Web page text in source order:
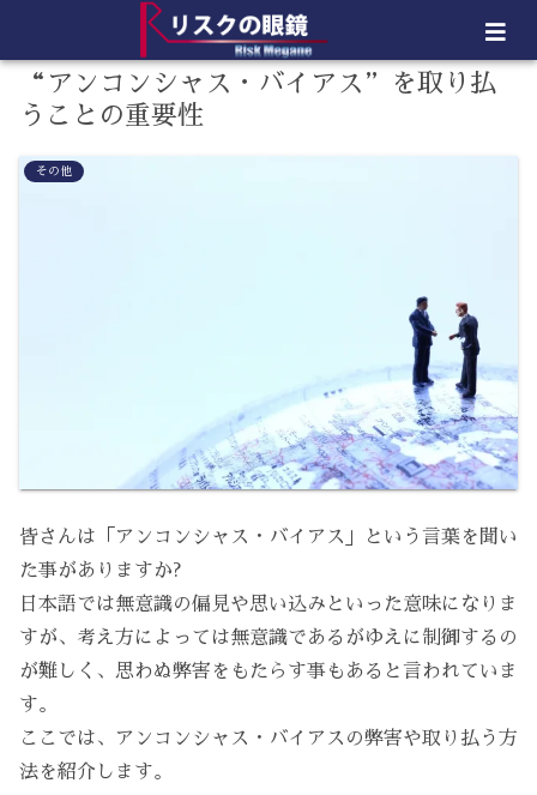
“アンコンシャス・バイアス”を取り払
うことの重要性
その他
皆さんは「アンコンシャス・バイアス」という言葉を聞い
た事がありますか?
日本語では無意識の偏見や思い込みといった意味になりま
すが、考え方によっては無意識であるがゆえに制御するの
が難しく、思わぬ弊害をもたらす事もあると言われていま
す。
ここでは、アンコンシャス・バイアスの弊害や取り払う方
法を紹介します。